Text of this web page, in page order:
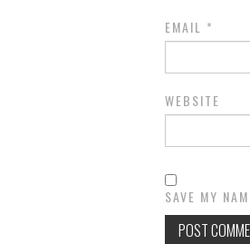
EMAIL *
WEBSITE
SAVE MY